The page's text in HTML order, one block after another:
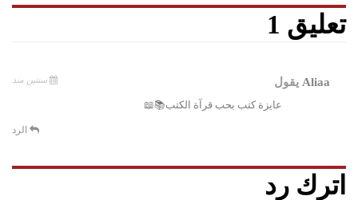
تعليق 1
Aliaa يقول سنتين منذ
عايزة كتب بحب قرآة الكتب📚📖
الرد
اترك رد